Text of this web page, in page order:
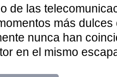
de las
más
nunca han
en el mismo